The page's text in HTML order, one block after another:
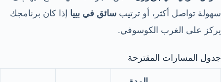
سهولة تواصل أكثر، أو ترتيب سائق في بييا إذا كان برنامجك
يركز على الغرب الكوسوفي.
جدول المسارات المقترحة